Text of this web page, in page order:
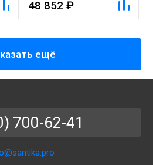
48 852 ₽
ещё
700-62-41